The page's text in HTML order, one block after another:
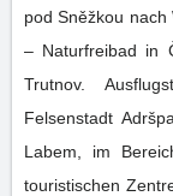
pod Sněžkou nach
– Naturfreibad in
Trutnov.
Felsenstadt
Labem, im
touristischen